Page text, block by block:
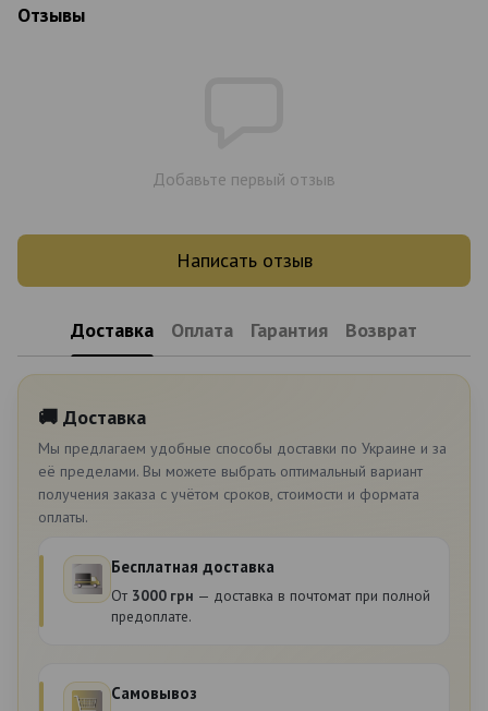
Отзывы
Добавьте первый отзыв
Написать отзыв
Доставка Оплата Гарантия Возврат
🚚 Доставка
Мы предлагаем удобные способы доставки по Украине и за
её пределами. Вы можете выбрать оптимальный вариант
получения заказа с учётом сроков, стоимости и формата
оплаты.
Бесплатная доставка
От 3000 грн — доставка в почтомат при полной
предоплате.
Самовывоз